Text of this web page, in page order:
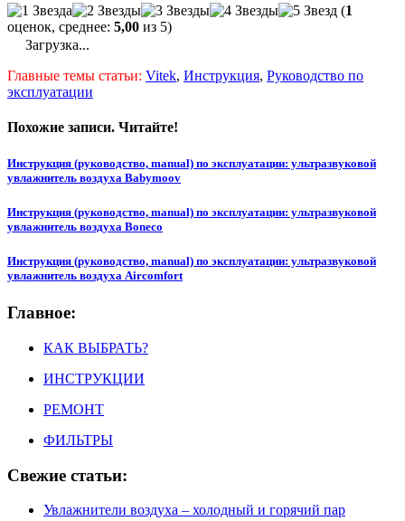
(1
оценок, среднее: 5,00 из 5)
Загрузка...
Главные темы статьи: Vitek, Инструкция, Руководство по
эксплуатации
Похожие записи. Читайте!
Инструкция (руководство, manual) по эксплуатации: ультразвуковой
увлажнитель воздуха Babymoov
Инструкция (руководство, manual) по эксплуатации: ультразвуковой
увлажнитель воздуха Boneco
Инструкция (руководство, manual) по эксплуатации: ультразвуковой
увлажнитель воздуха Aircomfort
Главное:
КАК ВЫБРАТЬ?
ИНСТРУКЦИИ
РЕМОНТ
ФИЛЬТРЫ
Свежие статьи:
Увлажнители воздуха – холодный и горячий пар